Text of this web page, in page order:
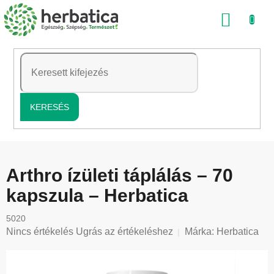
Ugrás
a
tartalomhoz
KERESÉS
Arthro ízületi táplálás – 70
kapszula – Herbatica
5020
A
Nincs értékelés Ugrás az értékeléshez Márka: Herbatica